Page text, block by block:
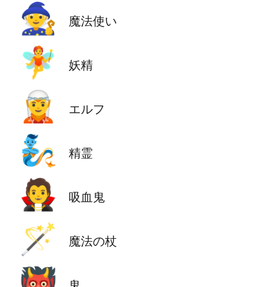
🧙 魔法使い
🧚 妖精
🧝 エルフ
🧞 精霊
🧛 吸血鬼
🪄 魔法の杖